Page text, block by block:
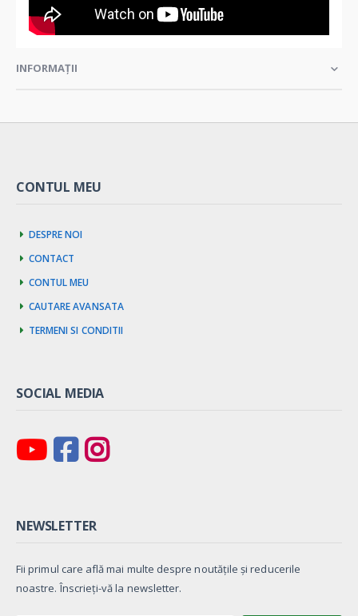
INFORMAȚII
CONTUL MEU
Despre noi
Contact
Contul meu
Cautare avansata
Termeni si Conditii
SOCIAL MEDIA
NEWSLETTER
Fii primul care află mai multe despre noutățile și reducerile
noastre. Înscrieți-vă la newsletter.